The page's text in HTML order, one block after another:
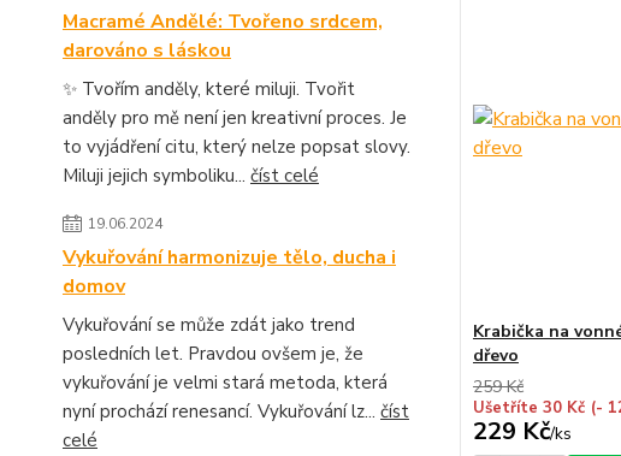
Macramé Andělé: Tvořeno srdcem,
darováno s láskou
✨ Tvořím anděly, které miluji. Tvořit
anděly pro mě není jen kreativní proces. Je
to vyjádření citu, který nelze popsat slovy.
Miluji jejich symboliku... číst celé
19.06.2024
Vykuřování harmonizuje tělo, ducha i
domov
Vykuřování se může zdát jako trend
posledních let. Pravdou ovšem je, že
vykuřování je velmi stará metoda, která
nyní prochází renesancí. Vykuřování lz... číst
celé
Krabička na
dřevo
259 Kč
Ušetříte 30 Kč (-
229 Kč/ks